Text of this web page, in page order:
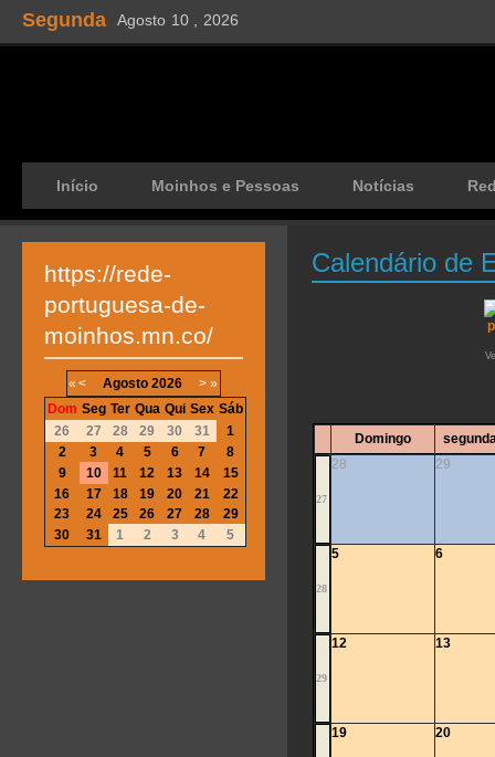
Segunda Agosto 10 , 2026
Início Moinhos e Pessoas Notícias
Calendário de
Domingo
27
28 29
28
5 6
29
12 13
19 20
https://rede-
portuguesa-de-
moinhos.mn.co/
« < Agosto 2026 > »
Dom Seg Ter Qua Qui Sex Sáb
26
27 28 29 30 31
1
2
3 4 5 6 7
8
9
10 11 12 13 14
15
16
17 18 19 20 21
22
23
24 25 26 27 28
29
30
31 1 2 3 4 5